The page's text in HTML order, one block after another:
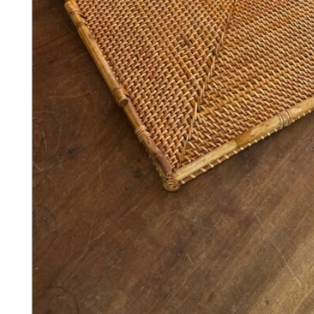
Tilføj til kurv
Se kurvKasse